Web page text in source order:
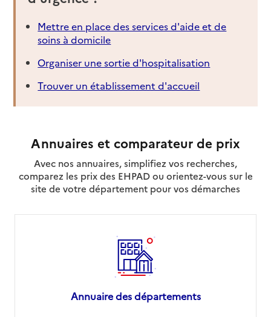
Mettre en place des services d'aide et de
soins à domicile
Organiser une sortie d'hospitalisation
Trouver un établissement d'accueil
Annuaires et comparateur de prix
Avec nos annuaires, simplifiez vos recherches,
comparez les prix des EHPAD ou orientez-vous sur le
site de votre département pour vos démarches
Annuaire des départements